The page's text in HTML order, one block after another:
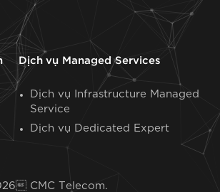
Dịch vụ Managed Services
Dịch vụ Infrastructure Managed
Service
Dịch vụ Dedicated Expert​
CMC Telecom.
năm, hạ tầng công nghệ được
quanh hai trụ cột chính: hiệu
mở rộng. Cloud trở thành
định nhờ khả năng triển khai
và giảm đáng kể áp lực đầu tư